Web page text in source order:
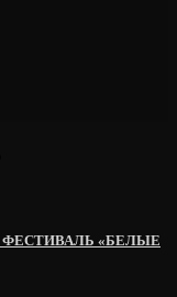
ФЕСТИВАЛЬ «БЕЛЫЕ